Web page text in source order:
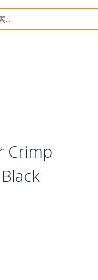
Housings 90143
Crimp